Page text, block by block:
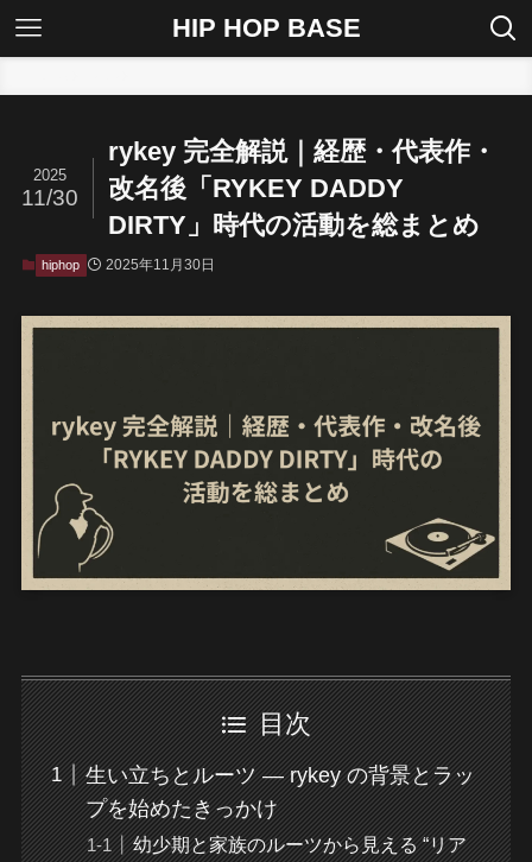
HIP HOP BASE
rykey 完全解説｜経歴・代表作・
改名後「RYKEY DADDY
DIRTY」時代の活動を総まとめ
2025
11/30
hiphop 2025年11月30日
目次
生い立ちとルーツ — rykey の背景とラッ
プを始めたきっかけ
幼少期と家族のルーツから見える “リア